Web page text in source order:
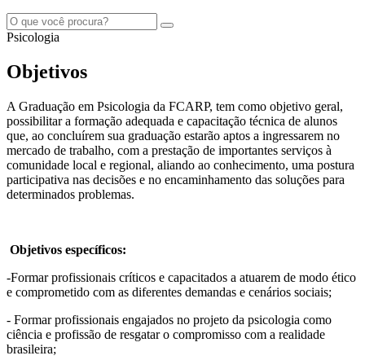
Psicologia
Objetivos
A Graduação em Psicologia da FCARP, tem como objetivo geral,
possibilitar a formação adequada e capacitação técnica de alunos
que, ao concluírem sua graduação estarão aptos a ingressarem no
mercado de trabalho, com a prestação de importantes serviços à
comunidade local e regional, aliando ao conhecimento, uma postura
participativa nas decisões e no encaminhamento das soluções para
determinados problemas.
Objetivos específicos:
-Formar profissionais críticos e capacitados a atuarem de modo ético
e comprometido com as diferentes demandas e cenários sociais;
- Formar profissionais engajados no projeto da psicologia como
ciência e profissão de resgatar o compromisso com a realidade
brasileira;